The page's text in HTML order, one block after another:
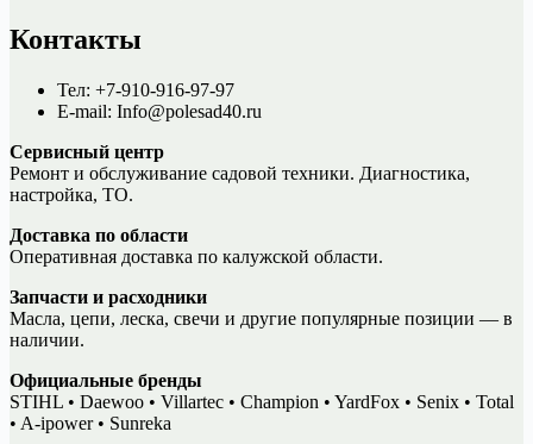
Контакты
Тел: +7-910-916-97-97
E-mail: Info@polesad40.ru
Сервисный центр
Ремонт и обслуживание садовой техники. Диагностика,
настройка, ТО.
Доставка по области
Оперативная доставка по калужской области.
Запчасти и расходники
Масла, цепи, леска, свечи и другие популярные позиции — в
наличии.
Официальные бренды
STIHL • Daewoo • Villartec • Champion • YardFox • Senix • Total
• A-ipower • Sunreka